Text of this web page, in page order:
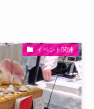
イベント関連